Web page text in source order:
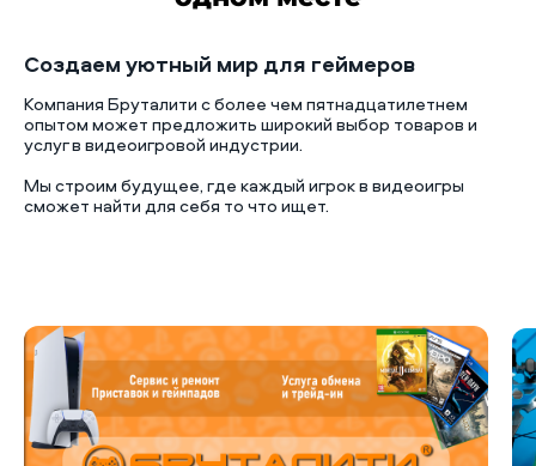
Создаем уютный мир для геймеров
Компания Бруталити с более чем пятнадцатилетнем
опытом может предложить широкий выбор товаров и
услуг в видеоигровой индустрии.
Мы строим будущее, где каждый игрок в видеоигры
сможет найти для себя то что ищет.